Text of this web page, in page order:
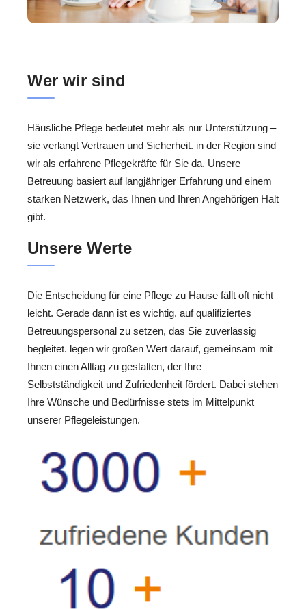
Wer wir sind
Häusliche Pflege bedeutet mehr als nur Unterstützung –
sie verlangt Vertrauen und Sicherheit. in der Region sind
wir als erfahrene Pflegekräfte für Sie da. Unsere
Betreuung basiert auf langjähriger Erfahrung und einem
starken Netzwerk, das Ihnen und Ihren Angehörigen Halt
gibt.
Unsere Werte
Die Entscheidung für eine Pflege zu Hause fällt oft nicht
leicht. Gerade dann ist es wichtig, auf qualifiziertes
Betreuungspersonal zu setzen, das Sie zuverlässig
begleitet. legen wir großen Wert darauf, gemeinsam mit
Ihnen einen Alltag zu gestalten, der Ihre
Selbstständigkeit und Zufriedenheit fördert. Dabei stehen
Ihre Wünsche und Bedürfnisse stets im Mittelpunkt
unserer Pflegeleistungen.